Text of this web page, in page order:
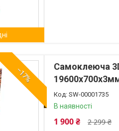
–17%
Самоклеюча
SW-00001735
В наявності
2 299 ₴
1 900 ₴